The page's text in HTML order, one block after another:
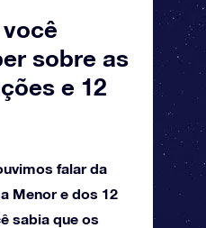
sobre as
e 12
falar da
Menor e dos 12
sabia que os